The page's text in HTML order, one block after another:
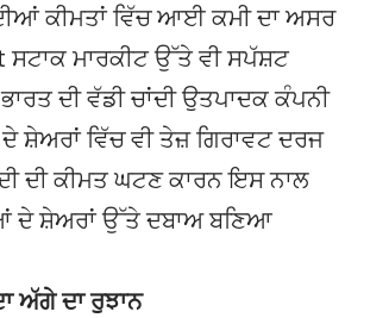
ਕੀਮਤਾਂ ਵਿੱਚ ਆਈ ਕਮੀ ਦਾ ਅਸਰ
ਸਟਾਕ ਮਾਰਕੀਟ ਉੱਤੇ ਵੀ ਸਪੱਸ਼ਟ
ਦੀ ਵੱਡੀ ਚਾਂਦੀ ਉਤਪਾਦਕ ਕੰਪਨੀ
ਸ਼ੇਅਰਾਂ ਵਿੱਚ ਵੀ ਤੇਜ਼ ਗਿਰਾਵਟ ਦਰਜ
ਦੀ ਕੀਮਤ ਘਟਣ ਕਾਰਨ ਇਸ ਨਾਲ
ਦੇ ਸ਼ੇਅਰਾਂ ਉੱਤੇ ਦਬਾਅ ਬਣਿਆ
ਅੱਗੇ ਦਾ ਰੁਝਾਨ